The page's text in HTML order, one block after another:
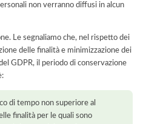
non verranno diffusi in alcun
Le segnaliamo che, nel rispetto dei
delle finalità e minimizzazione dei
GDPR, il periodo di conservazione
di tempo non superiore al
finalità per le quali sono